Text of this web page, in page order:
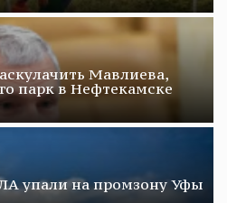
Мавлиева,
парк в Нефтекамске
упали на промзону Уфы